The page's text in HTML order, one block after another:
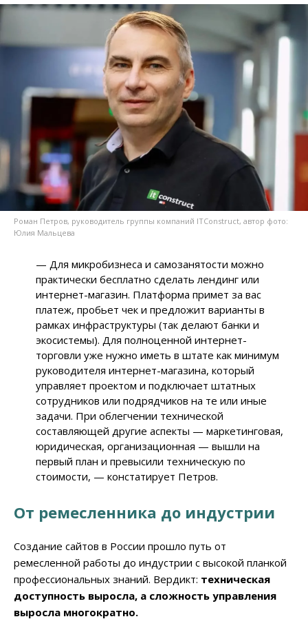
Роман Петров, руководитель группы компаний ITConstruct, автор фото:
Юлия Мальцева
— Для микробизнеса и самозанятости можно
практически бесплатно сделать лендинг или
интернет-магазин. Платформа примет за вас
платеж, пробьет чек и предложит варианты в
рамках инфраструктуры (так делают банки и
экосистемы). Для полноценной интернет-
торговли уже нужно иметь в штате как минимум
руководителя интернет-магазина, который
управляет проектом и подключает штатных
сотрудников или подрядчиков на те или иные
задачи. При облегчении технической
составляющей другие аспекты — маркетинговая,
юридическая, организационная — вышли на
первый план и превысили техническую по
стоимости, — констатирует Петров.
От ремесленника до индустрии
Создание сайтов в России прошло путь от
ремесленной работы до индустрии с высокой планкой
профессиональных знаний. Вердикт: техническая
доступность выросла, а сложность управления
выросла многократно.